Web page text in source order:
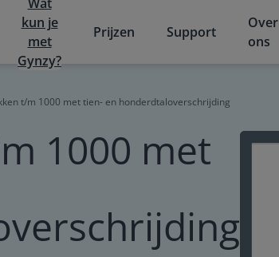
kun je
met
Gynzy?
Prijzen Support
Over
ons
t/m 1000 met tien- en honderdtaloverschrijding
1000 met